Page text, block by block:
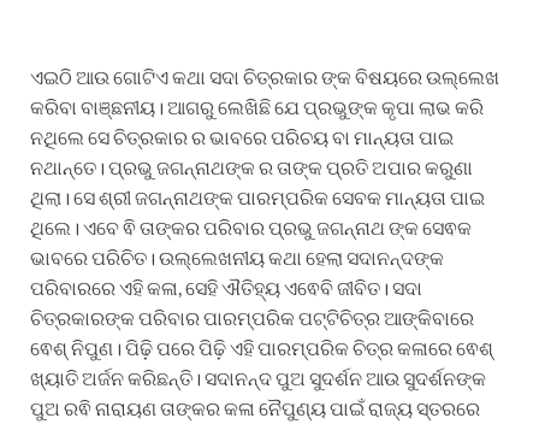
ଏଇଠି ଆଉ ଗୋଟିଏ କଥା ସଦା ଚିତ୍ରକାର ଙ୍କ ବିଷୟରେ ଉଲ୍ଲେଖ
କରିବା ବାଞ୍ଛନୀୟ। ଆଗରୁ ଲେଖିଛି ଯେ ପ୍ରଭୁଙ୍କ କୃପା ଲାଭ କରି
ନଥିଲେ ସେ ଚିତ୍ରକାର ର ଭାବରେ ପରିଚୟ ବା ମାନ୍ୟତା ପାଇ
ନଥାନ୍ତେ। ପ୍ରଭୁ ଜଗନ୍ନାଥଙ୍କ ର ତାଙ୍କ ପ୍ରତି ଅପାର କରୁଣା
ଥିଲା। ସେ ଶ୍ରୀ ଜଗନ୍ନାଥଙ୍କ ପାରମ୍ପରିକ ସେବକ ମାନ୍ୟତା ପାଇ
ଥିଲେ। ଏବେ ଵି ତାଙ୍କର ପରିବାର ପ୍ରଭୁ ଜଗନ୍ନାଥ ଙ୍କ ସେଵକ
ଭାବରେ ପରିଚିତ। ଉଲ୍ଲେଖନୀୟ କଥା ହେଲା ସଦାନନ୍ଦଙ୍କ
ପରିବାରରେ ଏହି କଳା, ସେହି ଐତିହ୍ୟ ଏଵେବି ଜୀବିତ। ସଦା
ଚିତ୍ରକାରଙ୍କ ପରିବାର ପାରମ୍ପରିକ ପଟ୍ଟିଚିତ୍ର ଆଙ୍କିବାରେ
ଵେଶ୍ ନିପୁଣ। ପିଢ଼ି ପରେ ପିଢ଼ି ଏହି ପାରମ୍ପରିକ ଚିତ୍ର କଳାରେ ଵେଶ୍
ଖ୍ୟାତି ଅର୍ଜନ କରିଛନ୍ତି। ସଦାନନ୍ଦ ପୁଅ ସୁଦର୍ଶନ ଆଉ ସୁଦର୍ଶନଙ୍କ
ପୁଅ ରଵି ନାରାୟଣ ତାଙ୍କର କଳା ନୈପୁଣ୍ୟ ପାଇଁ ରାଜ୍ୟ ସ୍ତରରେ